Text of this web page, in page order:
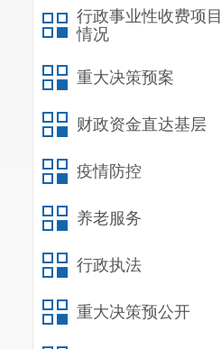
行政事业性收费项目
情况
重大决策预案
财政资金直达基层
疫情防控
养老服务
行政执法
重大决策预公开